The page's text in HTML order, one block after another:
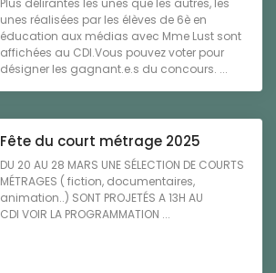
Plus délirantes les unes que les autres, les
unes réalisées par les élèves de 6è en
éducation aux médias avec Mme Lust sont
affichées au CDI.Vous pouvez voter pour
désigner les gagnant.e.s du concours. ...
Fête du court métrage 2025
DU 20 AU 28 MARS UNE SÉLECTION DE COURTS
MÉTRAGES ( fiction, documentaires,
animation..) SONT PROJETÉS A 13H AU
CDI VOIR LA PROGRAMMATION ...